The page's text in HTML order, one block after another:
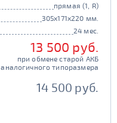
прямая (1, R)
305x171x220 мм.
24 мес.
13 500 руб.
при обмене старой АКБ
аналогичного типоразмера
14 500 руб.